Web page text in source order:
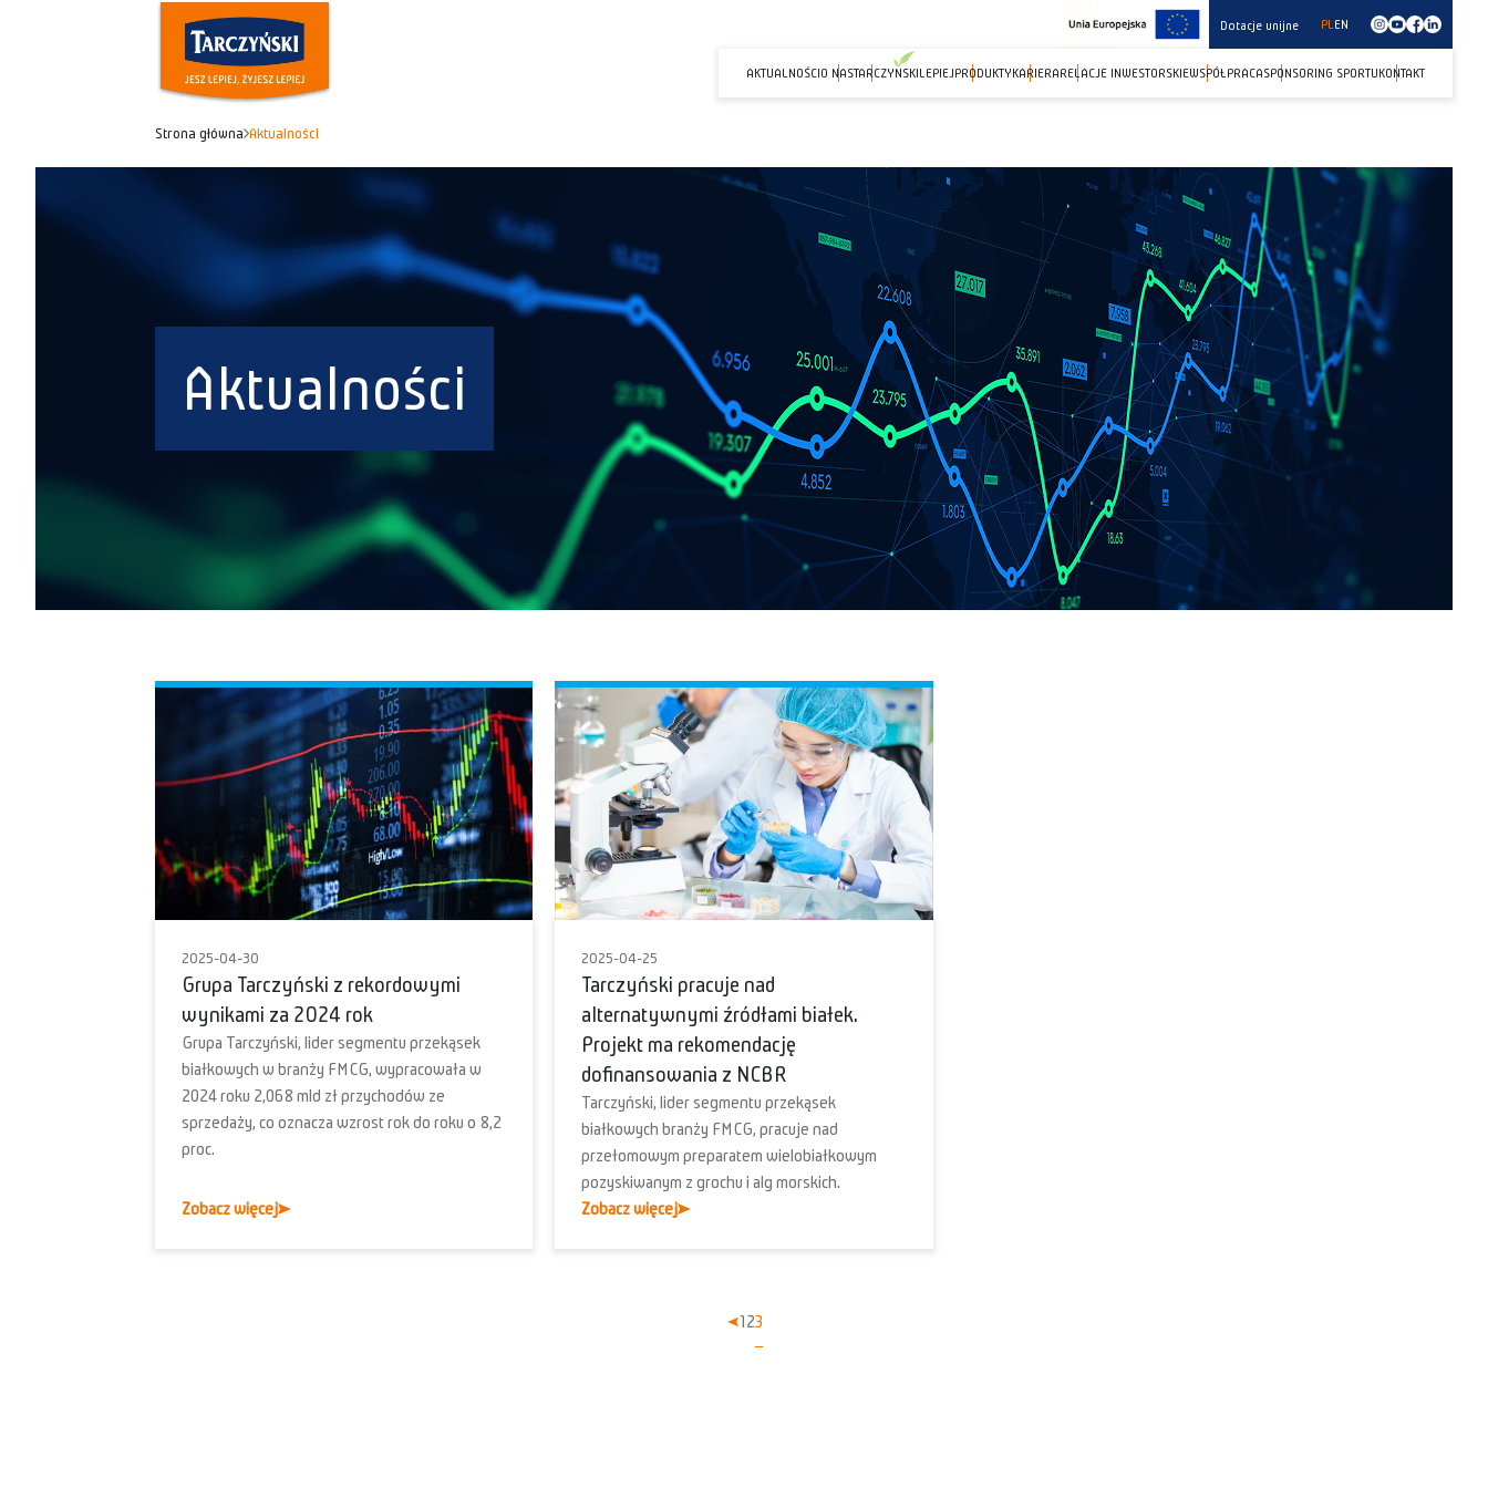
Dotacje unijne PLEN
AKTUALNOŚCIO NASTARCZYNSKILEPIEJPRODUKTYKARIERARELACJE INWESTORSKIEWSPÓŁPRACASPONSORING SPORTUKONTAKT
Strona główna Aktualności
Aktualności
2025-04-30
Grupa Tarczyński z rekordowymi
wynikami za 2024 rok
Grupa Tarczyński, lider segmentu przekąsek
białkowych w branży FMCG, wypracowała w
2024 roku 2,068 mld zł przychodów ze
sprzedaży, co oznacza wzrost rok do roku o 8,2
proc.
Zobacz więcej
2025-04-25
Tarczyński pracuje nad
alternatywnymi źródłami białek.
Projekt ma rekomendację
dofinansowania z NCBR
Tarczyński, lider segmentu przekąsek
białkowych branży FMCG, pracuje nad
przełomowym preparatem wielobiałkowym
pozyskiwanym z grochu i alg morskich.
Zobacz więcej
123